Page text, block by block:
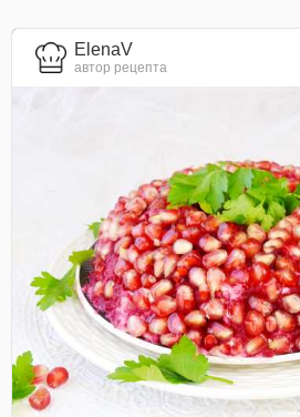
ElenaV
автор рецепта